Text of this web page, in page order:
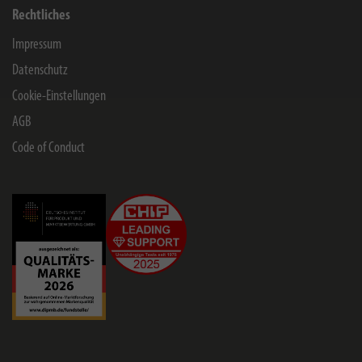
Rechtliches
Impressum
Datenschutz
Cookie-Einstellungen
AGB
Code of Conduct